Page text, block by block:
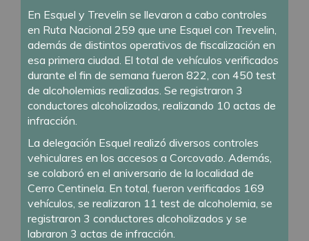
En Esquel y Trevelin se llevaron a cabo controles
en Ruta Nacional 259 que une Esquel con Trevelin,
además de distintos operativos de fiscalización en
esa primera ciudad. El total de vehículos verificados
durante el fin de semana fueron 822, con 450 test
de alcoholemias realizadas. Se registraron 3
conductores alcoholizados, realizando 10 actas de
infracción.
La delegación Esquel realizó diversos controles
vehiculares en los accesos a Corcovado. Además,
se colaboró en el aniversario de la localidad de
Cerro Centinela. En total, fueron verificados 169
vehículos, se realizaron 11 test de alcoholemia, se
registraron 3 conductores alcoholizados y se
labraron 3 actas de infracción.